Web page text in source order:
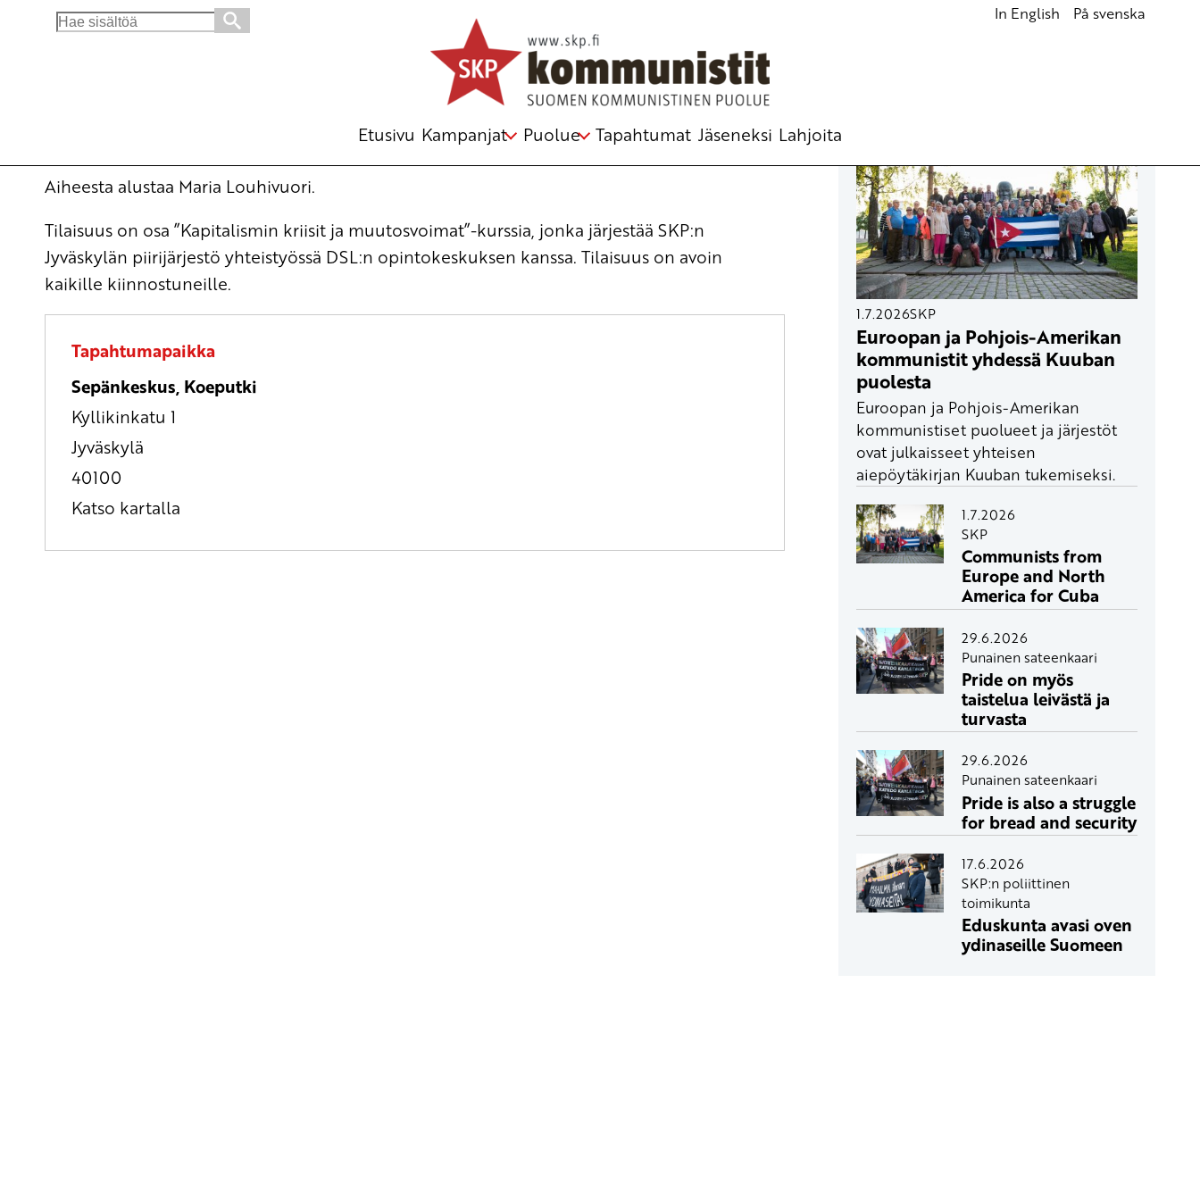
Search
In English På svenska
Etusivu Kampanjat Puolue Tapahtumat Jäseneksi Lahjoita
Aiheesta alustaa Maria Louhivuori.
Tilaisuus on osa ”Kapitalismin kriisit ja muutosvoimat”-kurssia, jonka järjestää SKP:n
Jyväskylän piirijärjestö yhteistyössä DSL:n opintokeskuksen kanssa. Tilaisuus on avoin
kaikille kiinnostuneille.
Tapahtumapaikka
Sepänkeskus, Koeputki
Kyllikinkatu 1
Jyväskylä
40100
Katso kartalla
1.7.2026SKP
Euroopan ja Pohjois-Amerikan
kommunistit yhdessä Kuuban
puolesta
Euroopan ja Pohjois-Amerikan
kommunistiset puolueet ja järjestöt
ovat julkaisseet yhteisen
aiepöytäkirjan Kuuban tukemiseksi.
1.7.2026
SKP
Communists from
Europe and North
America for Cuba
29.6.2026
Punainen sateenkaari
Pride on myös
taistelua leivästä ja
turvasta
29.6.2026
Punainen sateenkaari
Pride is also a struggle
for bread and security
17.6.2026
SKP:n poliittinen
toimikunta
Eduskunta avasi oven
ydinaseille Suomeen